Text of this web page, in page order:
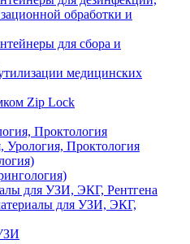
обработки и
для сбора и
медицинских
Zip Lock
Проктология
Урология, Проктология
для УЗИ, ЭКГ, Рентгена
для УЗИ, ЭКГ,